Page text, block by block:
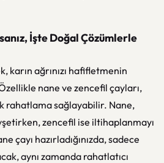
İşte Doğal Çözümlerle
karın ağrınızı hafifletmenin
nane ve zencefil çayları,
rahatlama sağlayabilir. Nane,
zencefil ise iltihaplanmayı
çayı hazırladığınızda, sadece
aynı zamanda rahatlatıcı